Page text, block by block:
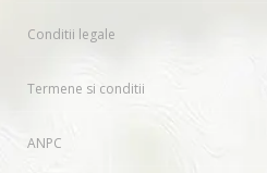
Conditii legale
Termene si conditii
ANPC